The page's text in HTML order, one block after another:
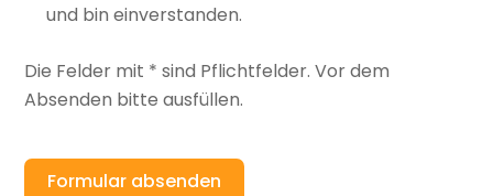
und bin einverstanden.
Die Felder mit * sind Pflichtfelder. Vor dem
Absenden bitte ausfüllen.
Formular absenden